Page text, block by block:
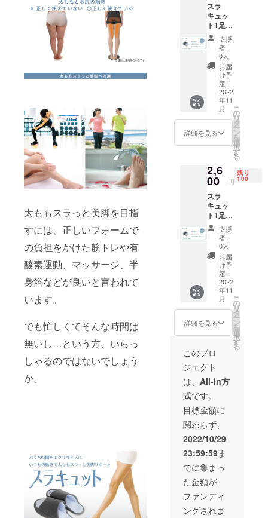
太ももスラっと美脚を目指
すには、正しいフォームで
の負担をかけた筋トレや有
酸素運動、マッサージ、半
身浴などが良いと言われて
います。
でも忙しくてそんな時間は
無いし…という方、いらっ
しゃるのではないでしょう
か。
スラ
キュッ
ト1足＋
砂山靴
下オン
ライン
ショッ
10％OF
Fチケッ
ト付き
・砂山
靴下オ
ンライ
ン
プ:https
://sunay
ama-
socks.n
et/ ・対
象商
品：オ
ンライ
ショッ
プに掲
載され
ている
全商品
・有効
限:2023
年1月31
話での
は対象
外とさ
せてい
ただき
ます。
支援
者：
0人
お届
け予
定：
2022
年11
月
詳細を見る
こ
の
リ
タ
ー
ン
を
選
択
す
る
2,6
00 円
残り
100
スラ
キュッ
ト1足＋
砂山靴
下オン
ライン
ショッ
20％OF
Fチケッ
ト付き
・砂山
靴下オ
ンライ
ン
プ:https
://sunay
ama-
socks.n
et/ ・対
象商
品：オ
ンライ
ン
ショッ
プに掲
載され
ている
全商品
・有効
期
限:2023
年1月31
支援
者：
0人
お届
け予
定：
2022
年11
月
詳細を見る
こ
の
リ
タ
ー
ン
を
選
択
す
る
このプロ
ジェクト
は、 All-In方
式です。
目標金額に
関わらず、
2022/10/29
23:59:59ま
でに集まっ
た金額が
ファンディ
ングされま